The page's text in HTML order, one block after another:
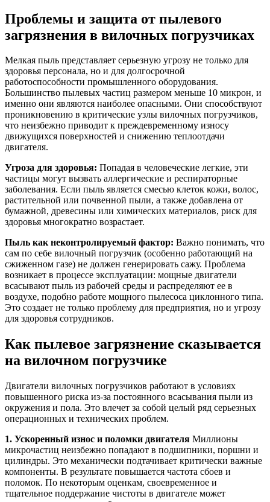
Проблемы и защита от пылевого
загрязнения в вилочных погрузчиках
Мелкая пыль представляет серьезную угрозу не только для
здоровья персонала, но и для долгосрочной
работоспособности промышленного оборудования.
Большинство пылевых частиц размером меньше 10 микрон, и
именно они являются наиболее опасными. Они способствуют
проникновению в критические узлы вилочных погрузчиков,
что неизбежно приводит к преждевременному износу
движущихся поверхностей и снижению теплоотдачи
двигателя.
Угроза для здоровья: Попадая в человеческие легкие, эти
частицы могут вызвать аллергические и респираторные
заболевания. Если пыль является смесью клеток кожи, волос,
растительной или почвенной пыли, а также добавлена от
бумажной, древесины или химических материалов, риск для
здоровья многократно возрастает.
Пыль как неконтролируемый фактор: Важно понимать, что
сам по себе вилочный погрузчик (особенно работающий на
сжиженном газе) не должен генерировать сажу. Проблема
возникает в процессе эксплуатации: мощные двигатели
всасывают пыль из рабочей среды и распределяют ее в
воздухе, подобно работе мощного пылесоса циклонного типа.
Это создает не только проблему для предприятия, но и угрозу
для здоровья сотрудников.
Как пылевое загрязнение сказывается
на вилочном погрузчике
Двигатели вилочных погрузчиков работают в условиях
повышенного риска из-за постоянного всасывания пыли из
окружения и пола. Это влечет за собой целый ряд серьезных
операционных и технических проблем.
1. Ускоренный износ и поломки двигателя Миллионы
микрочастиц неизбежно попадают в подшипники, поршни и
цилиндры. Это механически подтачивает критически важные
компоненты. В результате повышается частота сбоев и
поломок. По некоторым оценкам, своевременное и
тщательное поддержание чистоты в двигателе может